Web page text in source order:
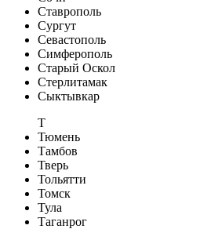
Ставрополь
Сургут
Севастополь
Симферополь
Старый Оскол
Стерлитамак
Сыктывкар
Т
Тюмень
Тамбов
Тверь
Тольятти
Томск
Тула
Таганрог